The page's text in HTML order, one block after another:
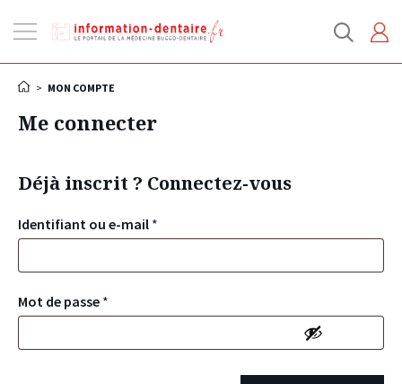
la
> MON COMPTE
Me connecter
Déjà inscrit ? Connectez-vous
Identifiant ou e-mail *
Mot de passe *